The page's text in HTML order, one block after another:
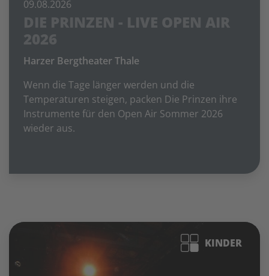
09.08.2026
DIE PRINZEN - LIVE OPEN AIR
2026
Harzer Bergtheater Thale
Wenn die Tage länger werden und die
Temperaturen steigen, packen Die Prinzen ihre
Instrumente für den Open Air Sommer 2026
wieder aus.
KINDER